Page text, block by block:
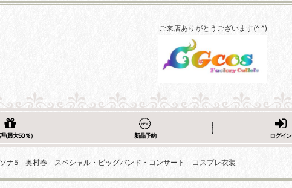
ご来店ありがとうございます(^_^)
(最大50％） 新品予約 ログイン
ナ5 奥村春 スペシャル・ビッグバンド・コンサート コスプレ衣装